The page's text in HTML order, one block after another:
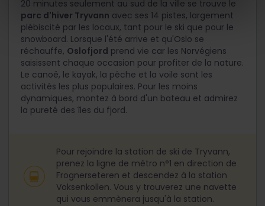
20 minutes seulement au sud de la ville se trouve le
parc d'hiver Tryvann avec ses 14 pistes, largement
plébiscité par les locaux, tant pour le ski que pour le
snowboard. Lorsque l'été arrive et qu'Oslo se
réchauffe, Oslofjord prend vie car les Norvégiens
saisissent chaque occasion pour profiter de la nature.
Le canoë, le kayak, la pêche et la voile sont les
activités les plus populaires. Pour les moins
dynamiques, montez à bord d'un bateau et admirez
la pureté des îles du fjord.
Pour rejoindre la station de ski de Tryvann,
prenez la ligne de métro n°1 en direction de
Frognerseteren et descendez à la station
Voksenkollen. Vous y trouverez une navette
qui vous emmènera jusqu'à la station.